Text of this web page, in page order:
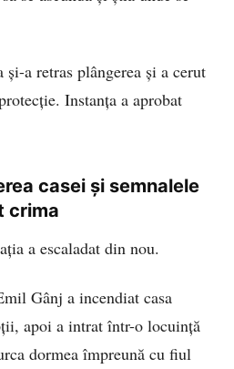
a retras plângerea și a cerut
Instanța a aprobat
casei și semnalele
crima
a escaladat din nou.
Gânj a incendiat casa
apoi a intrat într-o locuință
dormea împreună cu fiul